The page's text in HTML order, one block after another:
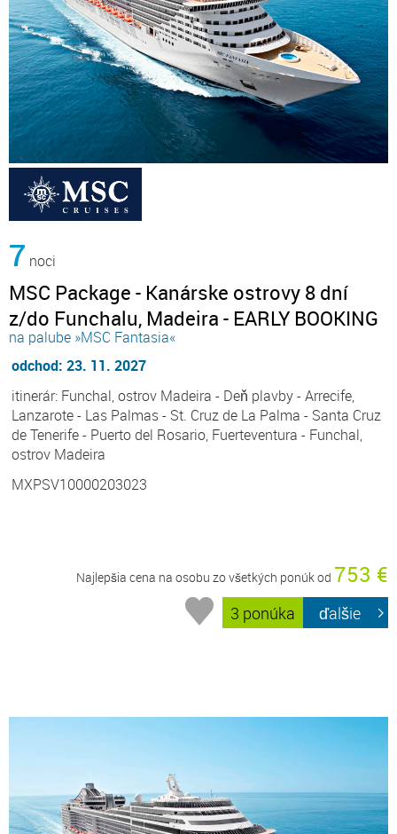
7 noci
MSC Package - Kanárske ostrovy 8 dní
z/do Funchalu, Madeira - EARLY BOOKING
na palube »MSC Fantasia«
odchod: 23. 11. 2027
itinerár: Funchal, ostrov Madeira - Deň plavby - Arrecife,
Lanzarote - Las Palmas - St. Cruz de La Palma - Santa Cruz
de Tenerife - Puerto del Rosario, Fuerteventura - Funchal,
ostrov Madeira
MXPSV10000203023
Najlepšia cena na osobu zo všetkých ponúk od 753 €
3 ponúka ďalšie